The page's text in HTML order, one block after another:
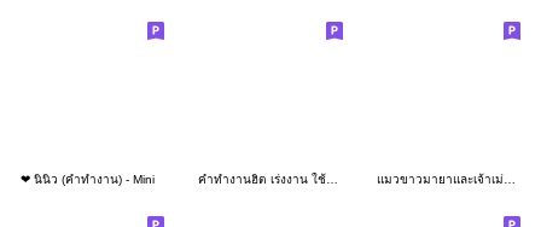
❤ นินิว (คำทำงาน) - Mini แมวขาวมายาและเจ้าเม่นน้อย